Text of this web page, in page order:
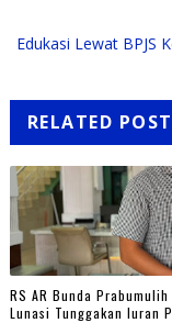
Edukasi Lewat BPJS
RELATED
RS AR Bunda
Lunasi Tunggakan Iuran